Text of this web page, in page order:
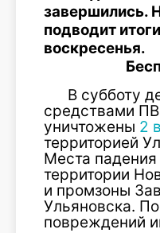
завершились.
подводит
воскресенья.
В субботу
средствами
уничтожены 2
территорией
Места
территории
и промзоны
Ульяновска.
повреждений